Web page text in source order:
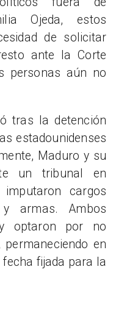
Ojeda, estos
de solicitar
ante la Corte
personas aún no
tras la detención
estadounidenses
Maduro y su
un tribunal en
cargos
armas. Ambos
optaron por no
en
fijada para la